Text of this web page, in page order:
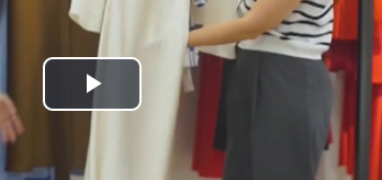
Play
Video